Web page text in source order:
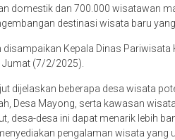
domestik dan 700.000 wisatawan
destinasi wisata baru
disampaikan Kepala Dinas Pariwisata
Jumat (7/2/2025).
dijelaskan beberapa desa wisata
Desa Mayong, serta kawasan
desa-desa ini dapat menarik lebih
pengalaman wisata yang